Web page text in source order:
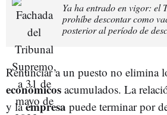
Ya ha entrado en vigor: el
prohíbe descontar como
posterior al período de
Renunciar a un puesto no elimina
económicos acumulados. La
y laempresa puede terminar por